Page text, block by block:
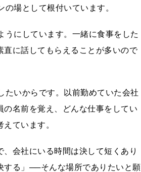
場として根付いています。
にしています。⼀緒に⾷事をした
直に話してもらえることが多いので
たいからです。以前勤めていた会社
名前を覚え、どんな仕事をしてい
ています。
会社にいる時間は決して短くあり
する」──そんな場所でありたいと願